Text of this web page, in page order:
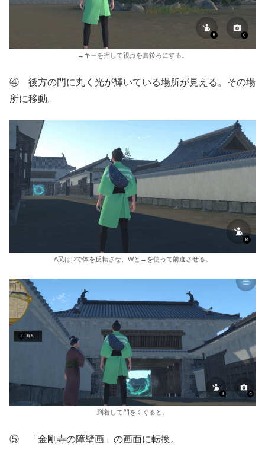
→キーを押して視点を真後ろにする。
④ 後方の門に丸く光が輝いている場所が見える。その場
所に移動。
A又はDで体を反転させ、Wと→を使って前進させる。
到着して門をくぐると。
⑤ 「金剛寺の障壁画」の画面に転換。